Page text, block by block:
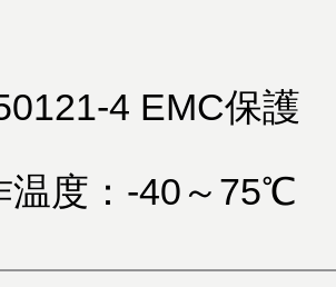
4 EMC保護
温度：-40～75℃